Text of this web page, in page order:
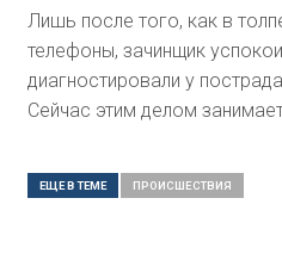
Лишь после того, как в
телефоны, зачинщик
диагностировали у
Сейчас этим делом
ЕЩЕ В ТЕМЕ ПРОИСШЕСТВИЯ